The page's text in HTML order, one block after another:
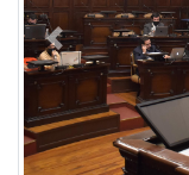
Previous